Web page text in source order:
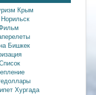
Крым
Норильск
Бишкек
Хургада